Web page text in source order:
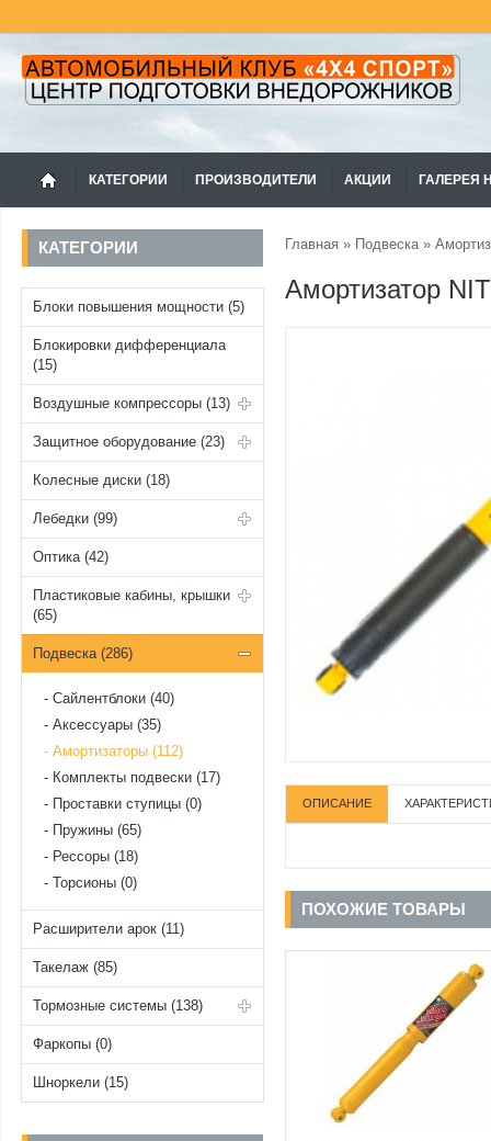
КАТЕГОРИИ ПРОИЗВОДИТЕЛИ АКЦИИ ГАЛЕРЕЯ
КАТЕГОРИИ
Блоки повышения мощности (5)
Блокировки дифференциала
(15)
Воздушные компрессоры (13)
Защитное оборудование (23)
Колесные диски (18)
Лебедки (99)
Оптика (42)
Пластиковые кабины, крышки
(65)
Подвеска (286)
Cайлентблоки (40)
Аксессуары (35)
Амортизаторы (112)
Комплекты подвески (17)
Проставки ступицы (0)
Пружины (65)
Рессоры (18)
Торсионы (0)
Расширители арок (11)
Такелаж (85)
Тормозные системы (138)
Фаркопы (0)
Шноркели (15)
Главная » Подвеска»
Амортизатор
ОПИСАНИЕ
ПОХОЖИЕ ТОВАРЫ